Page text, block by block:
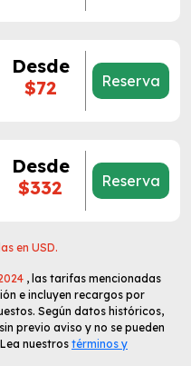
Desde
$72
Reserva
Desde
$332
Reserva
en USD.
, las tarifas mencionadas
e incluyen recargos por
Según datos históricos,
previo aviso y no se pueden
nuestros términos y